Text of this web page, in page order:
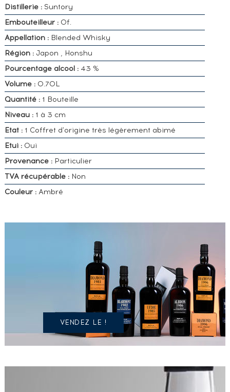
Distillerie :Suntory
Embouteilleur :Of.
Appellation :Blended Whisky
Région : Japon , Honshu
Pourcentage alcool :43 %
Volume : 0.70L
Quantité :1 Bouteille
Niveau :1 à 3 cm
Etat :1 Coffret d'origine très légèrement abimé
Etui :Oui
Provenance :Particulier
TVA récupérable :Non
Couleur :Ambré
POSSÉDEZ
SPIRITUEUX
IDENTIQUE
VENDEZ LE !